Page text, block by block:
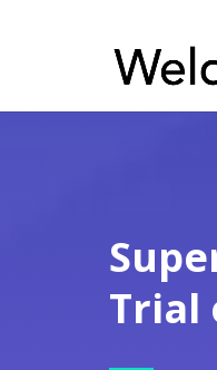
Trial